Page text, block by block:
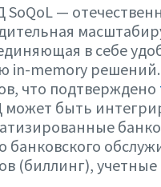
—
в себе
in-memory решений.
что подтверждено
может быть
банковского
(биллинг), учетные